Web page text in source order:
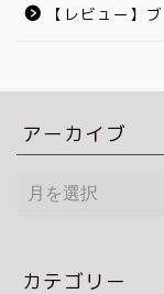
【レビュー】
アーカイブ
ア
ー
ブ
カテゴリー